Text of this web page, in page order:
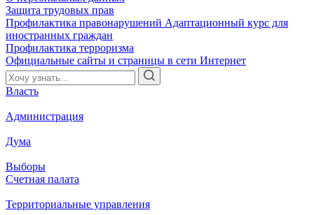
Защита трудовых прав
Профилактика правонарушений Адаптационный курс для
иностранных граждан
Профилактика терроризма
Официальные сайты и страницы в сети Интернет
Власть
Администрация
Дума
Выборы
Счетная палата
Территориальные управления